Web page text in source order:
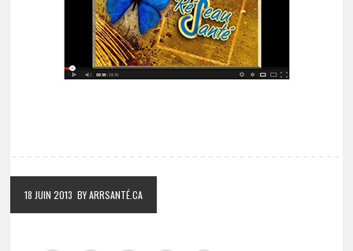
18 JUIN 2013 BY ARRSANTÉ.CA